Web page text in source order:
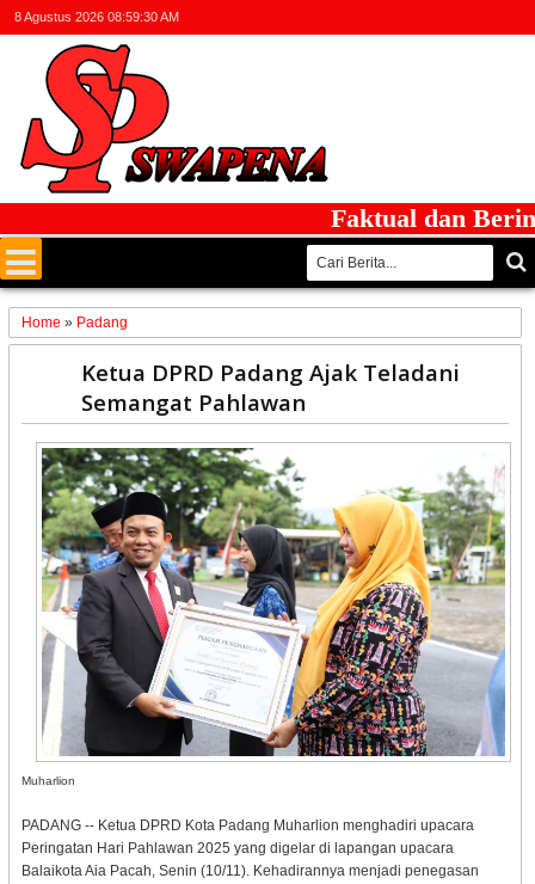
8 Agustus 2026 08:59:30 AM
Faktual dan
Home » Padang
Ketua DPRD Padang Ajak Teladani
Semangat Pahlawan
Muharlion
PADANG -- Ketua DPRD Kota Padang Muharlion menghadiri upacara
Peringatan Hari Pahlawan 2025 yang digelar di lapangan upacara
Balaikota Aia Pacah, Senin (10/11). Kehadirannya menjadi penegasan